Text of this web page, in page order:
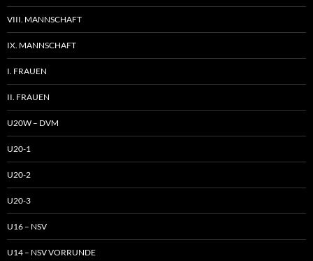
VIII. MANNSCHAFT
IX. MANNSCHAFT
I. FRAUEN
II. FRAUEN
U20W – DVM
U20-1
U20-2
U20-3
U16 – NSV
U14 – NSV VORRUNDE